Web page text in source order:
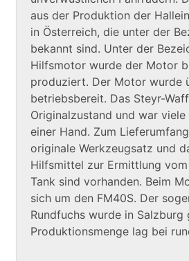
aus der Produktion der
in Österreich, die unter der
bekannt sind. Unter der
Hilfsmotor wurde der Motor
produziert. Der Motor wurde
betriebsbereit. Das Steyr-
Originalzustand und war
einer Hand. Zum
originale Werkzeugsatz und
Hilfsmittel zur Ermittlung vom
Tank sind vorhanden. Beim
sich um den FM40S. Der
Rundfuchs wurde in Salzburg
Produktionsmenge lag bei